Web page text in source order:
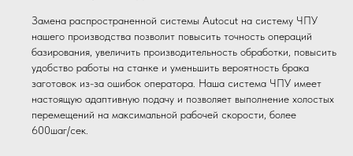
Замена распространенной системы Autocut на систему ЧПУ
нашего производства позволит повысить точность операций
базирования, увеличить производительность обработки, повысить
удобство работы на станке и уменьшить вероятность брака
заготовок из-за ошибок оператора. Наша система ЧПУ имеет
настоящую адаптивную подачу и позволяет выполнение холостых
перемещений на максимальной рабочей скорости, более
600шаг/сек.